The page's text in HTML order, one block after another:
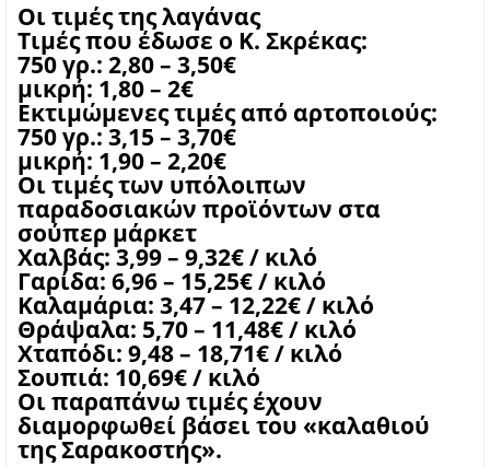
Οι τιμές της λαγάνας
Τιμές που έδωσε ο Κ. Σκρέκας:
750 γρ.: 2,80 – 3,50€
μικρή: 1,80 – 2€
Εκτιμώμενες τιμές από αρτοποιούς:
750 γρ.: 3,15 – 3,70€
μικρή: 1,90 – 2,20€
Οι τιμές των υπόλοιπων
παραδοσιακών προϊόντων στα
σούπερ μάρκετ
Χαλβάς: 3,99 – 9,32€ / κιλό
Γαρίδα: 6,96 – 15,25€ / κιλό
Καλαμάρια: 3,47 – 12,22€ / κιλό
Θράψαλα: 5,70 – 11,48€ / κιλό
Χταπόδι: 9,48 – 18,71€ / κιλό
Σουπιά: 10,69€ / κιλό
Οι παραπάνω τιμές έχουν
διαμορφωθεί βάσει του «καλαθιού
της Σαρακοστής».